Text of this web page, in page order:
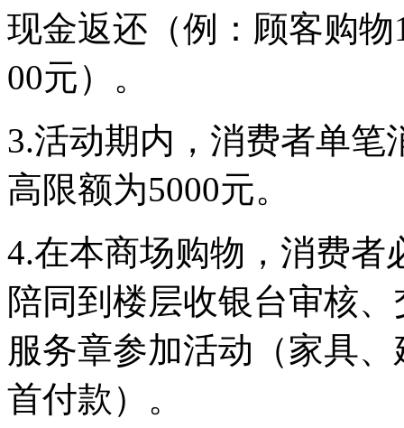
现金返还（例：顾客购
00元）。
3.活动期内，消费者单
高限额为5000元。
4.在本商场购物，消费者
陪同到楼层收银台审核
服务章参加活动（家具
首付款）。